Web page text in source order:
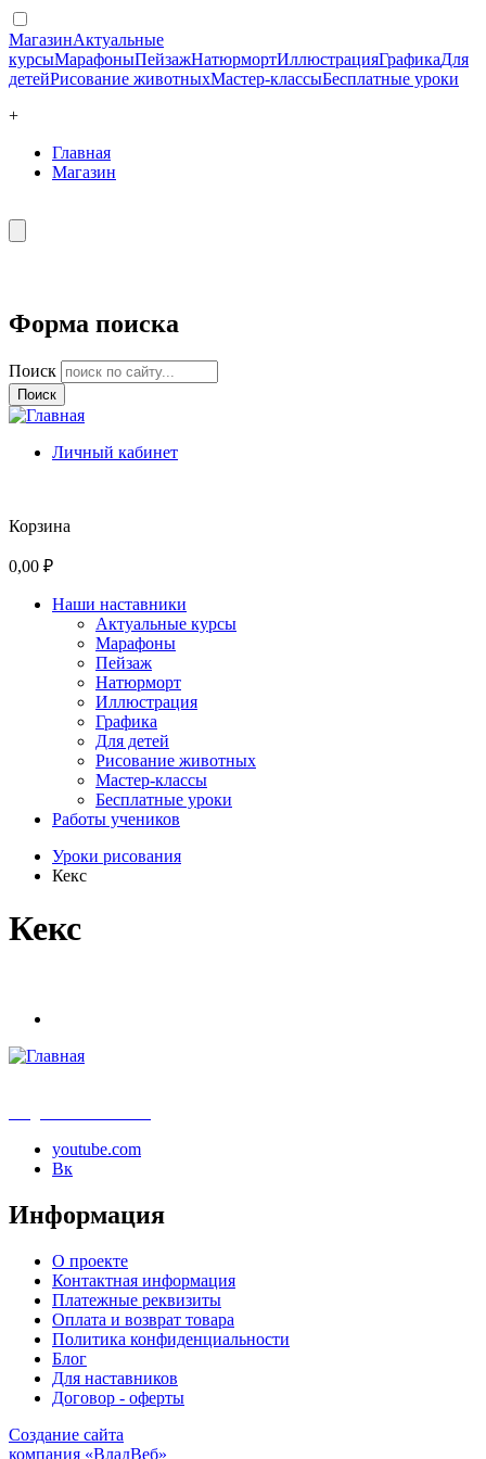
МагазинАктуальные
курсыМарафоныПейзажНатюрмортИллюстрацияГрафикаДля
детейРисование животныхМастер-классыБесплатные уроки
+
Главная
Магазин
Форма поиска
Поиск
Личный кабинет
Корзина
0,00 ₽
Наши наставники
Актуальные курсы
Марафоны
Пейзаж
Натюрморт
Иллюстрация
Графика
Для детей
Рисование животных
Мастер-классы
Бесплатные уроки
Работы учеников
Уроки рисования
Кекс
Кекс
youtube.com
Вк
Информация
О проекте
Контактная информация
Платежные реквизиты
Оплата и возврат товара
Политика конфиденциальности
Блог
Для наставников
Договор - оферты
Создание сайта
компания «ВладВеб»